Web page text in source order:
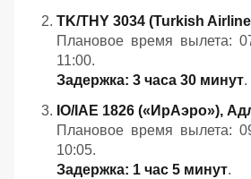
TK/THY 3034 (Turkish
Плановое время вылета:
11:00.
Задержка: 3 часа 30 минут.
IO/IAE 1826 («ИрАэро»),
Плановое время вылета:
10:05.
Задержка: 1 час 5 минут.